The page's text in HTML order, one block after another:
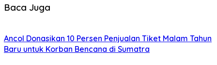
Baca Juga
Ancol Donasikan 10 Persen Penjualan Tiket Malam Tahun
Baru untuk Korban Bencana di Sumatra